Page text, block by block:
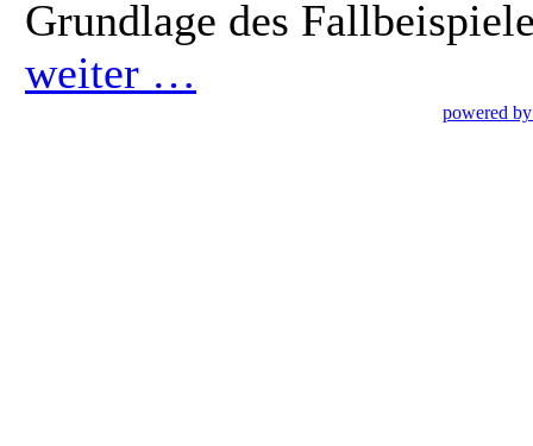
Grundlage des
weiter …
powered